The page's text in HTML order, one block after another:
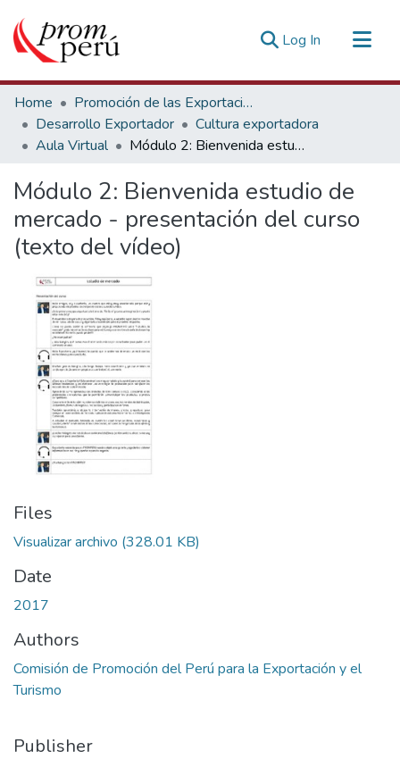
Log In (current)
Communities & Collections
All of DSpace
Statistics
Estadísticas Externas
Home
Promoción de las Exportaciones
Desarrollo Exportador
Cultura exportadora
Aula Virtual
Módulo 2: Bienvenida estudio de mercado - presentación del curso (texto del vídeo)
Módulo 2: Bienvenida estudio de
mercado - presentación del curso
(texto del vídeo)
Files
Visualizar archivo (328.01 KB)
Date
2017
Authors
Comisión de Promoción del Perú para la Exportación y el
Turismo
Publisher